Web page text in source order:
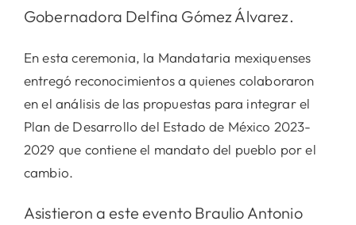
Gobernadora Delfina Gómez Álvarez.
En esta ceremonia, la Mandataria mexiquenses
entregó reconocimientos a quienes colaboraron
en el análisis de las propuestas para integrar el
Plan de Desarrollo del Estado de México 2023-
2029 que contiene el mandato del pueblo por el
cambio.
Asistieron a este evento Braulio Antonio